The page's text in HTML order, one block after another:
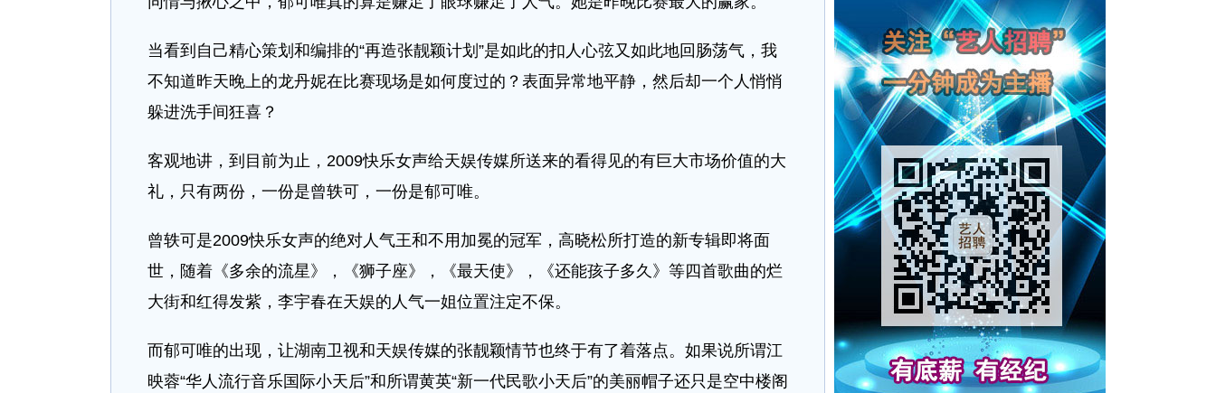
当看到自己精心策划和编排的“再造张靓颖计划”是如此的扣人心弦又如此地回肠荡气，我
不知道昨天晚上的龙丹妮在比赛现场是如何度过的？表面异常地平静，然后却一个人悄悄
躲进洗手间狂喜？
客观地讲，到目前为止，2009快乐女声给天娱传媒所送来的看得见的有巨大市场价值的大
礼，只有两份，一份是曾轶可，一份是郁可唯。
曾轶可是2009快乐女声的绝对人气王和不用加冕的冠军，高晓松所打造的新专辑即将面
世，随着《多余的流星》，《狮子座》，《最天使》，《还能孩子多久》等四首歌曲的烂
大街和红得发紫，李宇春在天娱的人气一姐位置注定不保。
而郁可唯的出现，让湖南卫视和天娱传媒的张靓颖情节也终于有了着落点。如果说所谓江
映蓉“华人流行音乐国际小天后”和所谓黄英“新一代民歌小天后”的美丽帽子还只是空中楼阁